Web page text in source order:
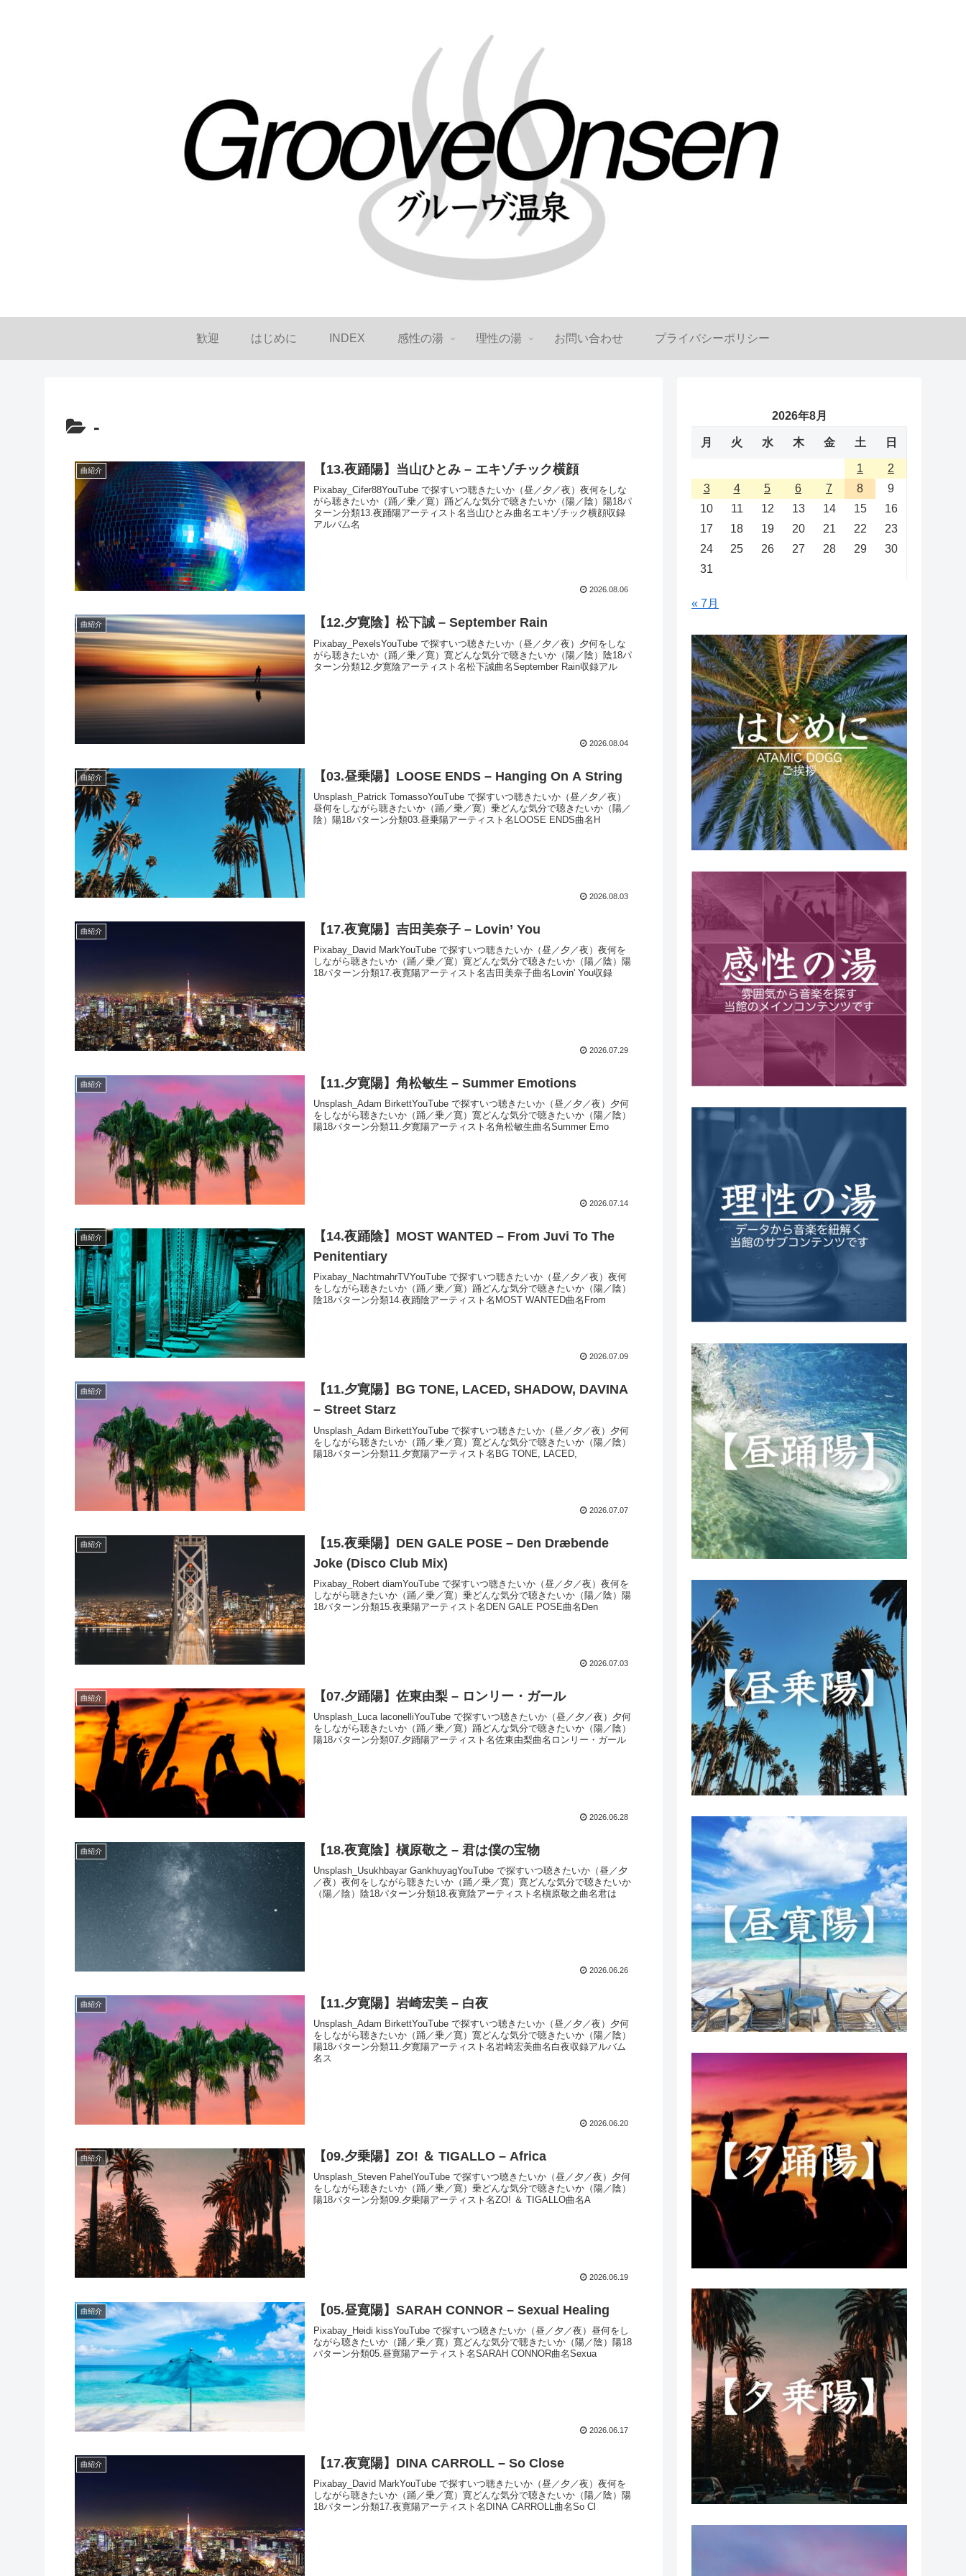
歓迎 はじめに INDEX 感性の湯 理性の湯 お問い合わせ プライバシーポリシー
-
曲紹介 【13.夜踊陽】当山ひとみ – エキゾチック横顔
Pixabay_Cifer88YouTube で探すいつ聴きたいか（昼／夕／夜）夜何をしな
がら聴きたいか（踊／乗／寛）踊どんな気分で聴きたいか（陽／陰）陽18パ
ターン分類13.夜踊陽アーティスト名当山ひとみ曲名エキゾチック横顔収録
アルバム名
2026.08.06
曲紹介 【12.夕寛陰】松下誠 – September Rain
Pixabay_PexelsYouTube で探すいつ聴きたいか（昼／夕／夜）夕何をしな
がら聴きたいか（踊／乗／寛）寛どんな気分で聴きたいか（陽／陰）陰18パ
ターン分類12.夕寛陰アーティスト名松下誠曲名September Rain収録アル
2026.08.04
曲紹介 【03.昼乗陽】LOOSE ENDS – Hanging On A String
Unsplash_Patrick TomassoYouTube で探すいつ聴きたいか（昼／夕／夜）
昼何をしながら聴きたいか（踊／乗／寛）乗どんな気分で聴きたいか（陽／
陰）陽18パターン分類03.昼乗陽アーティスト名LOOSE ENDS曲名H
2026.08.03
曲紹介 【17.夜寛陽】吉田美奈子 – Lovin’ You
Pixabay_David MarkYouTube で探すいつ聴きたいか（昼／夕／夜）夜何を
しながら聴きたいか（踊／乗／寛）寛どんな気分で聴きたいか（陽／陰）陽
18パターン分類17.夜寛陽アーティスト名吉田美奈子曲名Lovin' You収録
2026.07.29
曲紹介 【11.夕寛陽】角松敏生 – Summer Emotions
Unsplash_Adam BirkettYouTube で探すいつ聴きたいか（昼／夕／夜）夕何
をしながら聴きたいか（踊／乗／寛）寛どんな気分で聴きたいか（陽／陰）
陽18パターン分類11.夕寛陽アーティスト名角松敏生曲名Summer Emo
2026.07.14
曲紹介
【14.夜踊陰】MOST WANTED – From Juvi To The
Penitentiary
Pixabay_NachtmahrTVYouTube で探すいつ聴きたいか（昼／夕／夜）夜何
をしながら聴きたいか（踊／乗／寛）踊どんな気分で聴きたいか（陽／陰）
陰18パターン分類14.夜踊陰アーティスト名MOST WANTED曲名From
2026.07.09
曲紹介
【11.夕寛陽】BG TONE, LACED, SHADOW, DAVINA
– Street Starz
Unsplash_Adam BirkettYouTube で探すいつ聴きたいか（昼／夕／夜）夕何
をしながら聴きたいか（踊／乗／寛）寛どんな気分で聴きたいか（陽／陰）
陽18パターン分類11.夕寛陽アーティスト名BG TONE, LACED,
2026.07.07
曲紹介
【15.夜乗陽】DEN GALE POSE – Den Dræbende
Joke (Disco Club Mix)
Pixabay_Robert diamYouTube で探すいつ聴きたいか（昼／夕／夜）夜何を
しながら聴きたいか（踊／乗／寛）乗どんな気分で聴きたいか（陽／陰）陽
18パターン分類15.夜乗陽アーティスト名DEN GALE POSE曲名Den
2026.07.03
曲紹介 【07.夕踊陽】佐東由梨 – ロンリー・ガール
Unsplash_Luca laconelliYouTube で探すいつ聴きたいか（昼／夕／夜）夕何
をしながら聴きたいか（踊／乗／寛）踊どんな気分で聴きたいか（陽／陰）
陽18パターン分類07.夕踊陽アーティスト名佐東由梨曲名ロンリー・ガール
2026.06.28
曲紹介 【18.夜寛陰】槇原敬之 – 君は僕の宝物
Unsplash_Usukhbayar GankhuyagYouTube で探すいつ聴きたいか（昼／夕
／夜）夜何をしながら聴きたいか（踊／乗／寛）寛どんな気分で聴きたいか
（陽／陰）陰18パターン分類18.夜寛陰アーティスト名槇原敬之曲名君は
2026.06.26
曲紹介 【11.夕寛陽】岩崎宏美 – 白夜
Unsplash_Adam BirkettYouTube で探すいつ聴きたいか（昼／夕／夜）夕何
をしながら聴きたいか（踊／乗／寛）寛どんな気分で聴きたいか（陽／陰）
陽18パターン分類11.夕寛陽アーティスト名岩崎宏美曲名白夜収録アルバム
名ス
2026.06.20
曲紹介 【09.夕乗陽】ZO! ＆ TIGALLO – Africa
Unsplash_Steven PahelYouTube で探すいつ聴きたいか（昼／夕／夜）夕何
をしながら聴きたいか（踊／乗／寛）乗どんな気分で聴きたいか（陽／陰）
陽18パターン分類09.夕乗陽アーティスト名ZO! ＆ TIGALLO曲名A
2026.06.19
曲紹介 【05.昼寛陽】SARAH CONNOR – Sexual Healing
Pixabay_Heidi kissYouTube で探すいつ聴きたいか（昼／夕／夜）昼何をし
ながら聴きたいか（踊／乗／寛）寛どんな気分で聴きたいか（陽／陰）陽18
パターン分類05.昼寛陽アーティスト名SARAH CONNOR曲名Sexua
2026.06.17
曲紹介 【17.夜寛陽】DINA CARROLL – So Close
Pixabay_David MarkYouTube で探すいつ聴きたいか（昼／夕／夜）夜何を
しながら聴きたいか（踊／乗／寛）寛どんな気分で聴きたいか（陽／陰）陽
18パターン分類17.夜寛陽アーティスト名DINA CARROLL曲名So Cl
2026年8月
月 火 水 木 金 土 日
1
2
3
4 5 6 7 8
9
10
11 12 13 14 15
16
17
18 19 20 21 22
23
24
25 26 27 28 29
30
31
« 7月